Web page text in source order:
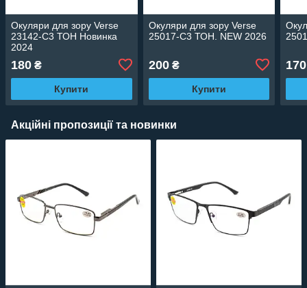
Окуляри для зору Verse
23142-C3 ТОН Новинка
2024
180 ₴
Купити
Окуляри для зору Verse
25017-C3 ТОН. NEW 2026
200₴
Купити
170
Акційні пропозиції та новинки